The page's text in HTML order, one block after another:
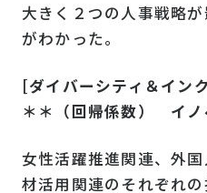
大きく２つの人事戦略
がわかった。
[ダイバーシティ＆イ
＊＊（回帰係数） イノ
女性活躍推進関連、外
材活用関連のそれぞれ